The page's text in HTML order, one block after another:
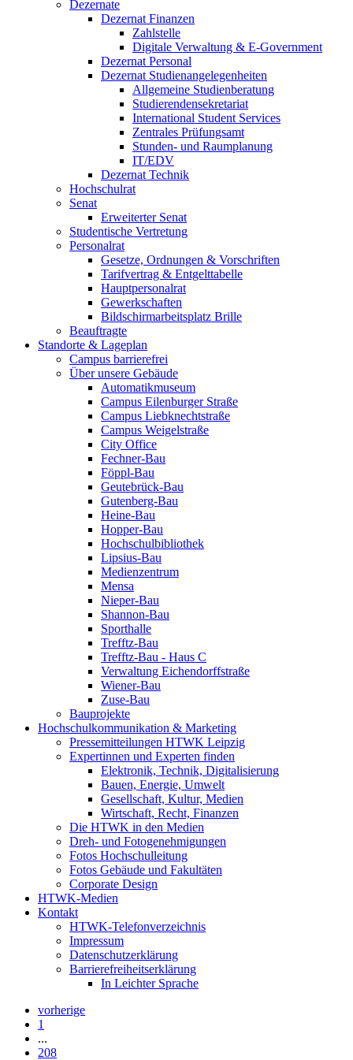
Dezernate
Dezernat Finanzen
Zahlstelle
Digitale Verwaltung & E-Government
Dezernat Personal
Dezernat Studienangelegenheiten
Allgemeine Studienberatung
Studierendensekretariat
International Student Services
Zentrales Prüfungsamt
Stunden- und Raumplanung
IT/EDV
Dezernat Technik
Hochschulrat
Senat
Erweiterter Senat
Studentische Vertretung
Personalrat
Gesetze, Ordnungen & Vorschriften
Tarifvertrag & Entgelttabelle
Hauptpersonalrat
Gewerkschaften
Bildschirmarbeitsplatz Brille
Beauftragte
Standorte & Lageplan
Campus barrierefrei
Über unsere Gebäude
Automatikmuseum
Campus Eilenburger Straße
Campus Liebknechtstraße
Campus Weigelstraße
City Office
Fechner-Bau
Föppl-Bau
Geutebrück-Bau
Gutenberg-Bau
Heine-Bau
Hopper-Bau
Hochschulbibliothek
Lipsius-Bau
Medienzentrum
Mensa
Nieper-Bau
Shannon-Bau
Sporthalle
Trefftz-Bau
Trefftz-Bau - Haus C
Verwaltung Eichendorffstraße
Wiener-Bau
Zuse-Bau
Bauprojekte
Hochschulkommunikation & Marketing
Pressemitteilungen HTWK Leipzig
Expertinnen und Experten finden
Elektronik, Technik, Digitalisierung
Bauen, Energie, Umwelt
Gesellschaft, Kultur, Medien
Wirtschaft, Recht, Finanzen
Die HTWK in den Medien
Dreh- und Fotogenehmigungen
Fotos Hochschulleitung
Fotos Gebäude und Fakultäten
Corporate Design
HTWK-Medien
Kontakt
HTWK-Telefonverzeichnis
Impressum
Datenschutzerklärung
Barrierefreiheitserklärung
In Leichter Sprache
vorherige
1
...
208